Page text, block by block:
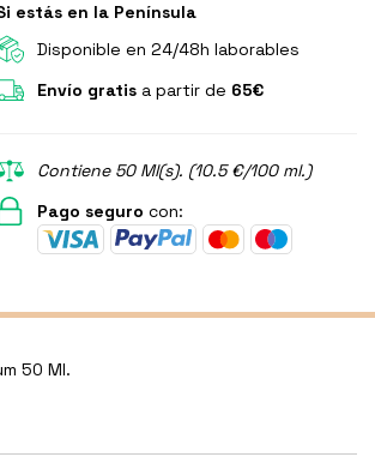
estás en la Península
Disponible en 24/48h laborables
Envío gratis a partir de 65€
Contiene 50 Ml(s). (10.5 €/100 ml.)
Pago seguro con:
50 Ml.